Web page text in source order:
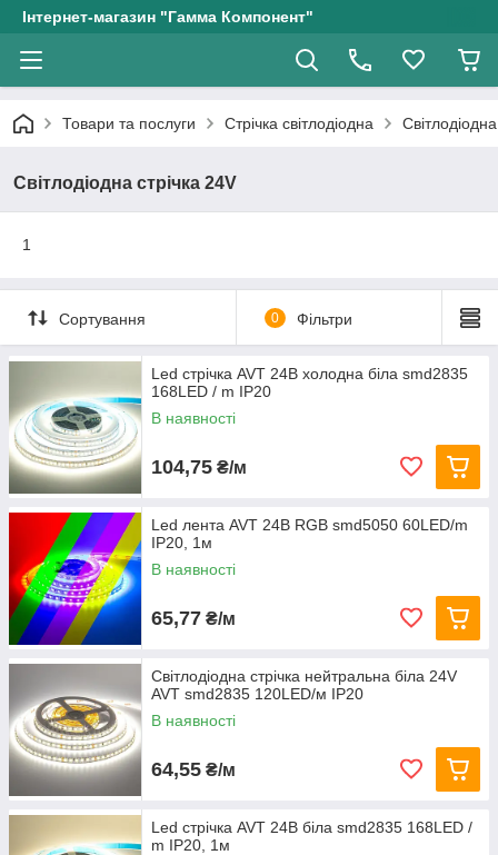
Інтернет-магазин "Гамма Компонент"
Товари та послуги Стрічка світлодіодна
Світлодіодна стрічка 24V
1
Сортування 0 Фільтри
Led стрічка AVT 24В холодна біла smd2835
168LED / m IP20
В наявності
104,75 ₴/м
Led лента AVT 24В RGB smd5050 60LED/m
IP20, 1м
В наявності
65,77 ₴/м
Світлодіодна стрічка нейтральна біла 24V
AVT smd2835 120LED/м IP20
В наявності
64,55 ₴/м
Led стрічка AVT 24В біла smd2835 168LED /
m IP20, 1м